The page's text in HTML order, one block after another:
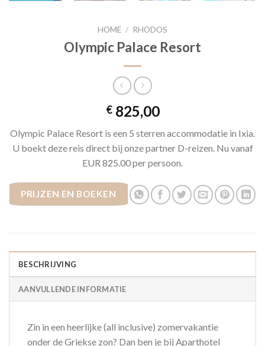
HOME / RHODOS
Olympic Palace Resort
€825,00
Olympic Palace Resort is een 5 sterren accommodatie in Ixia.
U boekt deze reis direct bij onze partner D-reizen. Nu vanaf
EUR 825.00 per persoon.
PRIJZEN EN BOEKEN
BESCHRIJVING
AANVULLENDE INFORMATIE
Zin in een heerlijke (all inclusive) zomervakantie
onder de Griekse zon? Dan ben je bij Aparthotel